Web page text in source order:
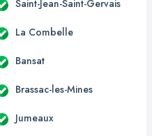
Saint-Jean-Saint-Gervais
La Combelle
Bansat
Brassac-les-Mines
Jumeaux